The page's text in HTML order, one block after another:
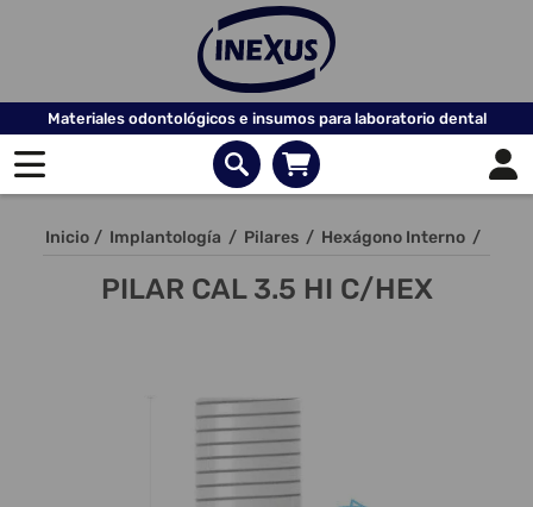
Materiales odontológicos e insumos para laboratorio dental
Inicio / Implantología / Pilares / Hexágono Interno /
PILAR CAL 3.5 HI C/HEX